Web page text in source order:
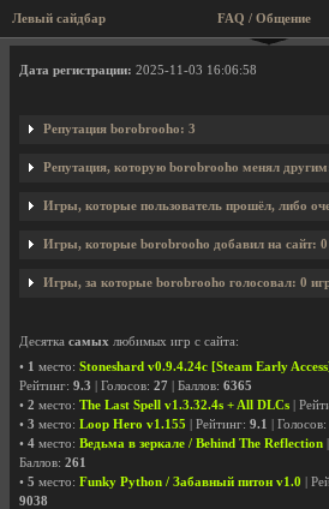
Левый сайдбар FAQ / Общение
Профиль пользователя
Дата регистрации: 2025-11-03 16:06:58
Репутация borobrooho: 3
Репутация, которую borobrooho менял
Игры, которые пользователь прошёл, либо
Игры, которые borobrooho добавил на сайт: 0
Игры, за которые borobrooho голосовал: 0
Десятка самых любимых игр с сайта:
• 1 место: Stoneshard v0.9.4.24c [Steam Early
Рейтинг: 9.3 | Голосов: 27 | Баллов: 6365
• 2 место: The Last Spell v1.3.32.4s + All DLCs |
• 3 место: Loop Hero v1.155 | Рейтинг: 9.1 | Голосов:
• 4 место: Ведьма в зеркале / Behind The Reflection
Баллов: 261
• 5 место: Funky Python / Забавный питон v1.0 |
9038